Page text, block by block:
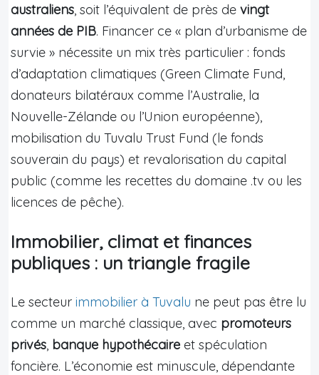
australiens, soit l’équivalent de près de vingt
années de PIB. Financer ce « plan d’urbanisme de
survie » nécessite un mix très particulier : fonds
d’adaptation climatiques (Green Climate Fund,
donateurs bilatéraux comme l’Australie, la
Nouvelle-Zélande ou l’Union européenne),
mobilisation du Tuvalu Trust Fund (le fonds
souverain du pays) et revalorisation du capital
public (comme les recettes du domaine .tv ou les
licences de pêche).
Immobilier, climat et finances
publiques : un triangle fragile
Le secteur immobilier à Tuvalu ne peut pas être lu
comme un marché classique, avec promoteurs
privés, banque hypothécaire et spéculation
foncière. L’économie est minuscule, dépendante